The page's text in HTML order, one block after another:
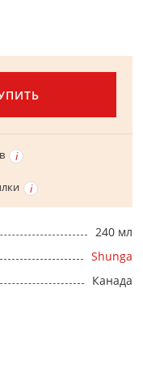
240 мл
Shunga
Канада